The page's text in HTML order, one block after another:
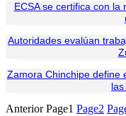
ECSA se certifica con
Autoridades evalúan
Zamora Chinchipe define
Anterior Page1 Page2